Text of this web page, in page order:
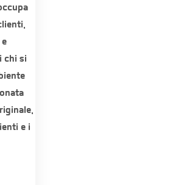
chi si
e i